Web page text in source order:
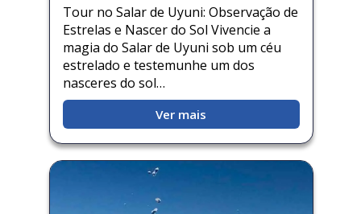
Tour no Salar de Uyuni: Observação de
Estrelas e Nascer do Sol Vivencie a
magia do Salar de Uyuni sob um céu
estrelado e testemunhe um dos
nasceres do sol…
Ver mais